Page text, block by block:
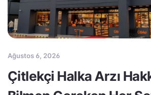
Ağustos 6, 2026
Çitlekçi Halka Arzı